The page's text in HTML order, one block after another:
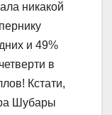
никакой
и 49%
в
Кстати,
Шубары